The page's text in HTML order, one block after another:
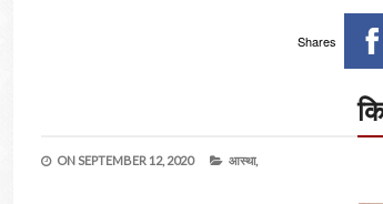
Shares
ONSEPTEMBER 12, 2020 आस्था,